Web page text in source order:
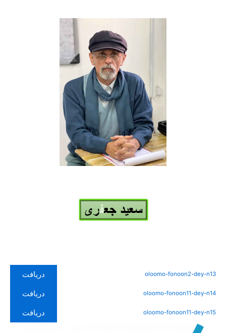
oloomo-fonoon2-dey-n13 دریافت
oloomo-fonoon11-dey-n14 دریافت
oloomo-fonoon11-dey-n15 دریافت